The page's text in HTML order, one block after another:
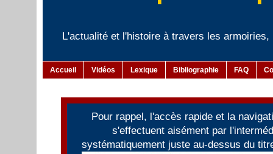
L'actualité et l'histoire à travers les
Accueil Vidéos Lexique Bibliographie FAQ
Pour rappel, l'accès rapide et la
s'effectuent aisément par
systématiquement juste au-dessus du